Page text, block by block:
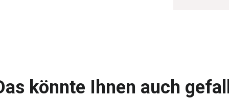
könnte Ihnen auch